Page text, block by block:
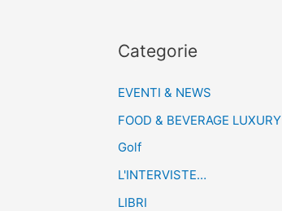
Categorie
EVENTI & NEWS
FOOD & BEVERAGE LUXURY
Golf
L'INTERVISTE…
LIBRI